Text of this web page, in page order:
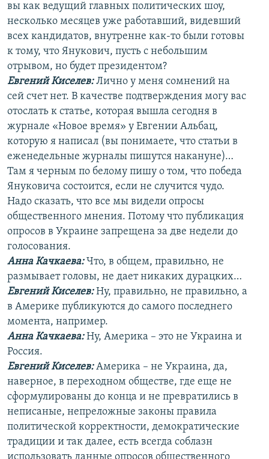
вы как ведущий главных политических шоу,
несколько месяцев уже работавший, видевший
всех кандидатов, внутренне как-то были готовы
к тому, что Янукович, пусть с небольшим
отрывом, но будет президентом?
Евгений Киселев:Лично у меня сомнений на
сей счет нет. В качестве подтверждения могу вас
отослать к статье, которая вышла сегодня в
журнале «Новое время» у Евгении Альбац,
которую я написал (вы понимаете, что статьи в
еженедельные журналы пишутся накануне)…
Там я черным по белому пишу о том, что победа
Януковича состоится, если не случится чудо.
Надо сказать, что все мы видели опросы
общественного мнения. Потому что публикация
опросов в Украине запрещена за две недели до
голосования.
Анна Качкаева:Что, в общем, правильно, не
размывает головы, не дает никаких дурацких…
Евгений Киселев:Ну, правильно, не правильно, а
в Америке публикуются до самого последнего
момента, например.
Анна Качкаева:Ну, Америка – это не Украина и
Россия.
Евгений Киселев:Америка – не Украина, да,
наверное, в переходном обществе, где еще не
сформулированы до конца и не превратились в
неписаные, непреложные законы правила
политической корректности, демократические
традиции и так далее, есть всегда соблазн